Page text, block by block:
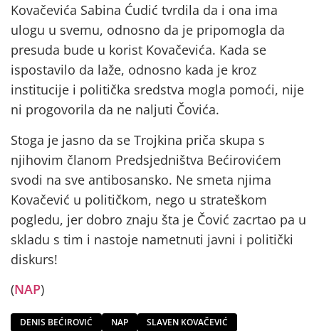
Kovačevića Sabina Ćudić tvrdila da i ona ima
ulogu u svemu, odnosno da je pripomogla da
presuda bude u korist Kovačevića. Kada se
ispostavilo da laže, odnosno kada je kroz
institucije i politička sredstva mogla pomoći, nije
ni progovorila da ne naljuti Čovića.
Stoga je jasno da se Trojkina priča skupa s
njihovim članom Predsjedništva Bećirovićem
svodi na sve antibosansko. Ne smeta njima
Kovačević u političkom, nego u strateškom
pogledu, jer dobro znaju šta je Čović zacrtao pa u
skladu s tim i nastoje nametnuti javni i politički
diskurs!
(NAP)
DENIS BEĆIROVIĆ NAP SLAVEN KOVAČEVIĆ